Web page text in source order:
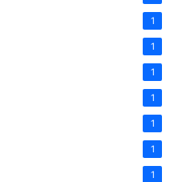
1
1
1
1
1
1
1